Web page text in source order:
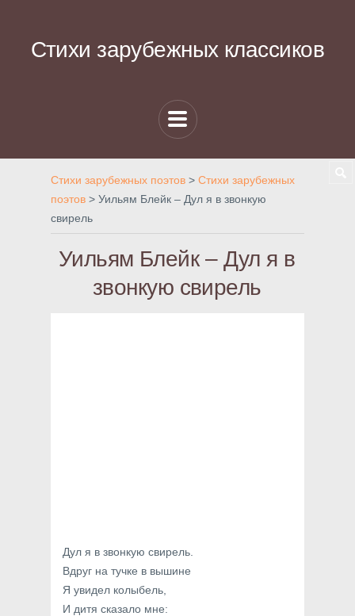
Стихи зарубежных классиков
Стихи зарубежных поэтов > Стихи зарубежных
поэтов > Уильям Блейк – Дул я в звонкую
свирель
Уильям Блейк – Дул я в
звонкую свирель
Дул я в звонкую свирель.
Вдруг на тучке в вышине
Я увидел колыбель,
И дитя сказало мне: